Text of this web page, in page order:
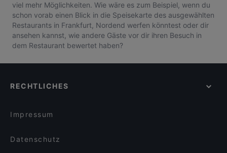
viel mehr Möglichkeiten. Wie wäre es zum Beispiel, wenn du
schon vorab einen Blick in die Speisekarte des ausgewählten
Restaurants in Frankfurt, Nordend werfen könntest oder dir
ansehen kannst, wie andere Gäste vor dir ihren Besuch in
dem Restaurant bewertet haben?
RECHTLICHES
Impressum
Datenschutz